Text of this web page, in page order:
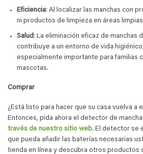
Eficiencia: Al localizar las manchas con
ni productos de limpieza en áreas
Salud: La eliminación eficaz de manchas
contribuye a un entorno de vida
especialmente importante para familias
mascotas.
Comprar
¿Está listo para hacer que su casa vuelva a
Entonces, pida ahora el detector de
través de nuestro sitio web. El detector se
que pueda añadir las baterías necesarias
tienda en línea y descubra otros productos